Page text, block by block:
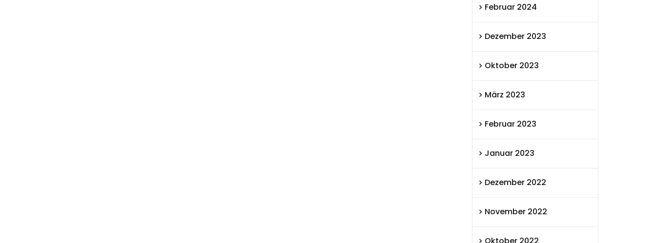
Februar 2024
Dezember 2023
Oktober 2023
März 2023
Februar 2023
Januar 2023
Dezember 2022
November 2022